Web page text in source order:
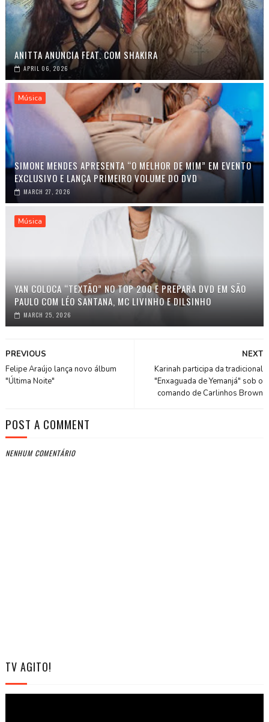
ANITTA ANUNCIA FEAT. COM SHAKIRA
APRIL 06, 2026
Música
SIMONE MENDES APRESENTA “O MELHOR DE MIM” EM EVENTO
EXCLUSIVO E LANÇA PRIMEIRO VOLUME DO DVD
MARCH 27, 2026
Música
YAN COLOCA “TEXTÃO” NO TOP 200 E PREPARA DVD EM SÃO
PAULO COM LÉO SANTANA, MC LIVINHO E DILSINHO
MARCH 25, 2026
NEXT
Karinah participa da tradicional
"Enxaguada de Yemanjá" sob o
comando de Carlinhos Brown
PREVIOUS
Felipe Araújo lança novo álbum
"Última Noite"
POST A COMMENT
NENHUM COMENTÁRIO
TV AGITO!